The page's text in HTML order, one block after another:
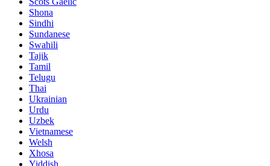
Shona
Sindhi
Sundanese
Swahili
Tajik
Tamil
Telugu
Thai
Ukrainian
Urdu
Uzbek
Vietnamese
Welsh
Xhosa
Yiddish